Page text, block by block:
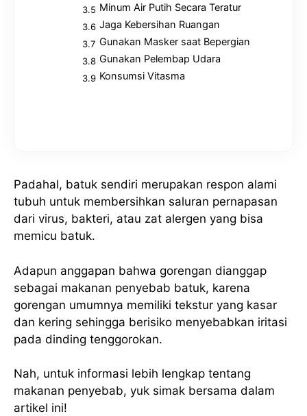
Minum Air Putih Secara Teratur
Jaga Kebersihan Ruangan
Gunakan Masker saat Bepergian
Gunakan Pelembap Udara
Konsumsi Vitasma
Padahal, batuk sendiri merupakan respon alami
tubuh untuk membersihkan saluran pernapasan
dari virus, bakteri, atau zat alergen yang bisa
memicu batuk.
Adapun anggapan bahwa gorengan dianggap
sebagai makanan penyebab batuk, karena
gorengan umumnya memiliki tekstur yang kasar
dan kering sehingga berisiko menyebabkan iritasi
pada dinding tenggorokan.
Nah, untuk informasi lebih lengkap tentang
makanan penyebab, yuk simak bersama dalam
artikel ini!